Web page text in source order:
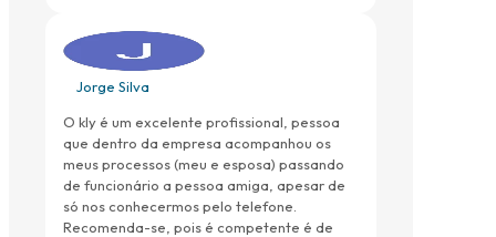
Jorge Silva
O kly é um excelente profissional, pessoa
que dentro da empresa acompanhou os
meus processos (meu e esposa) passando
de funcionário a pessoa amiga, apesar de
só nos conhecermos pelo telefone.
Recomenda-se, pois é competente é de